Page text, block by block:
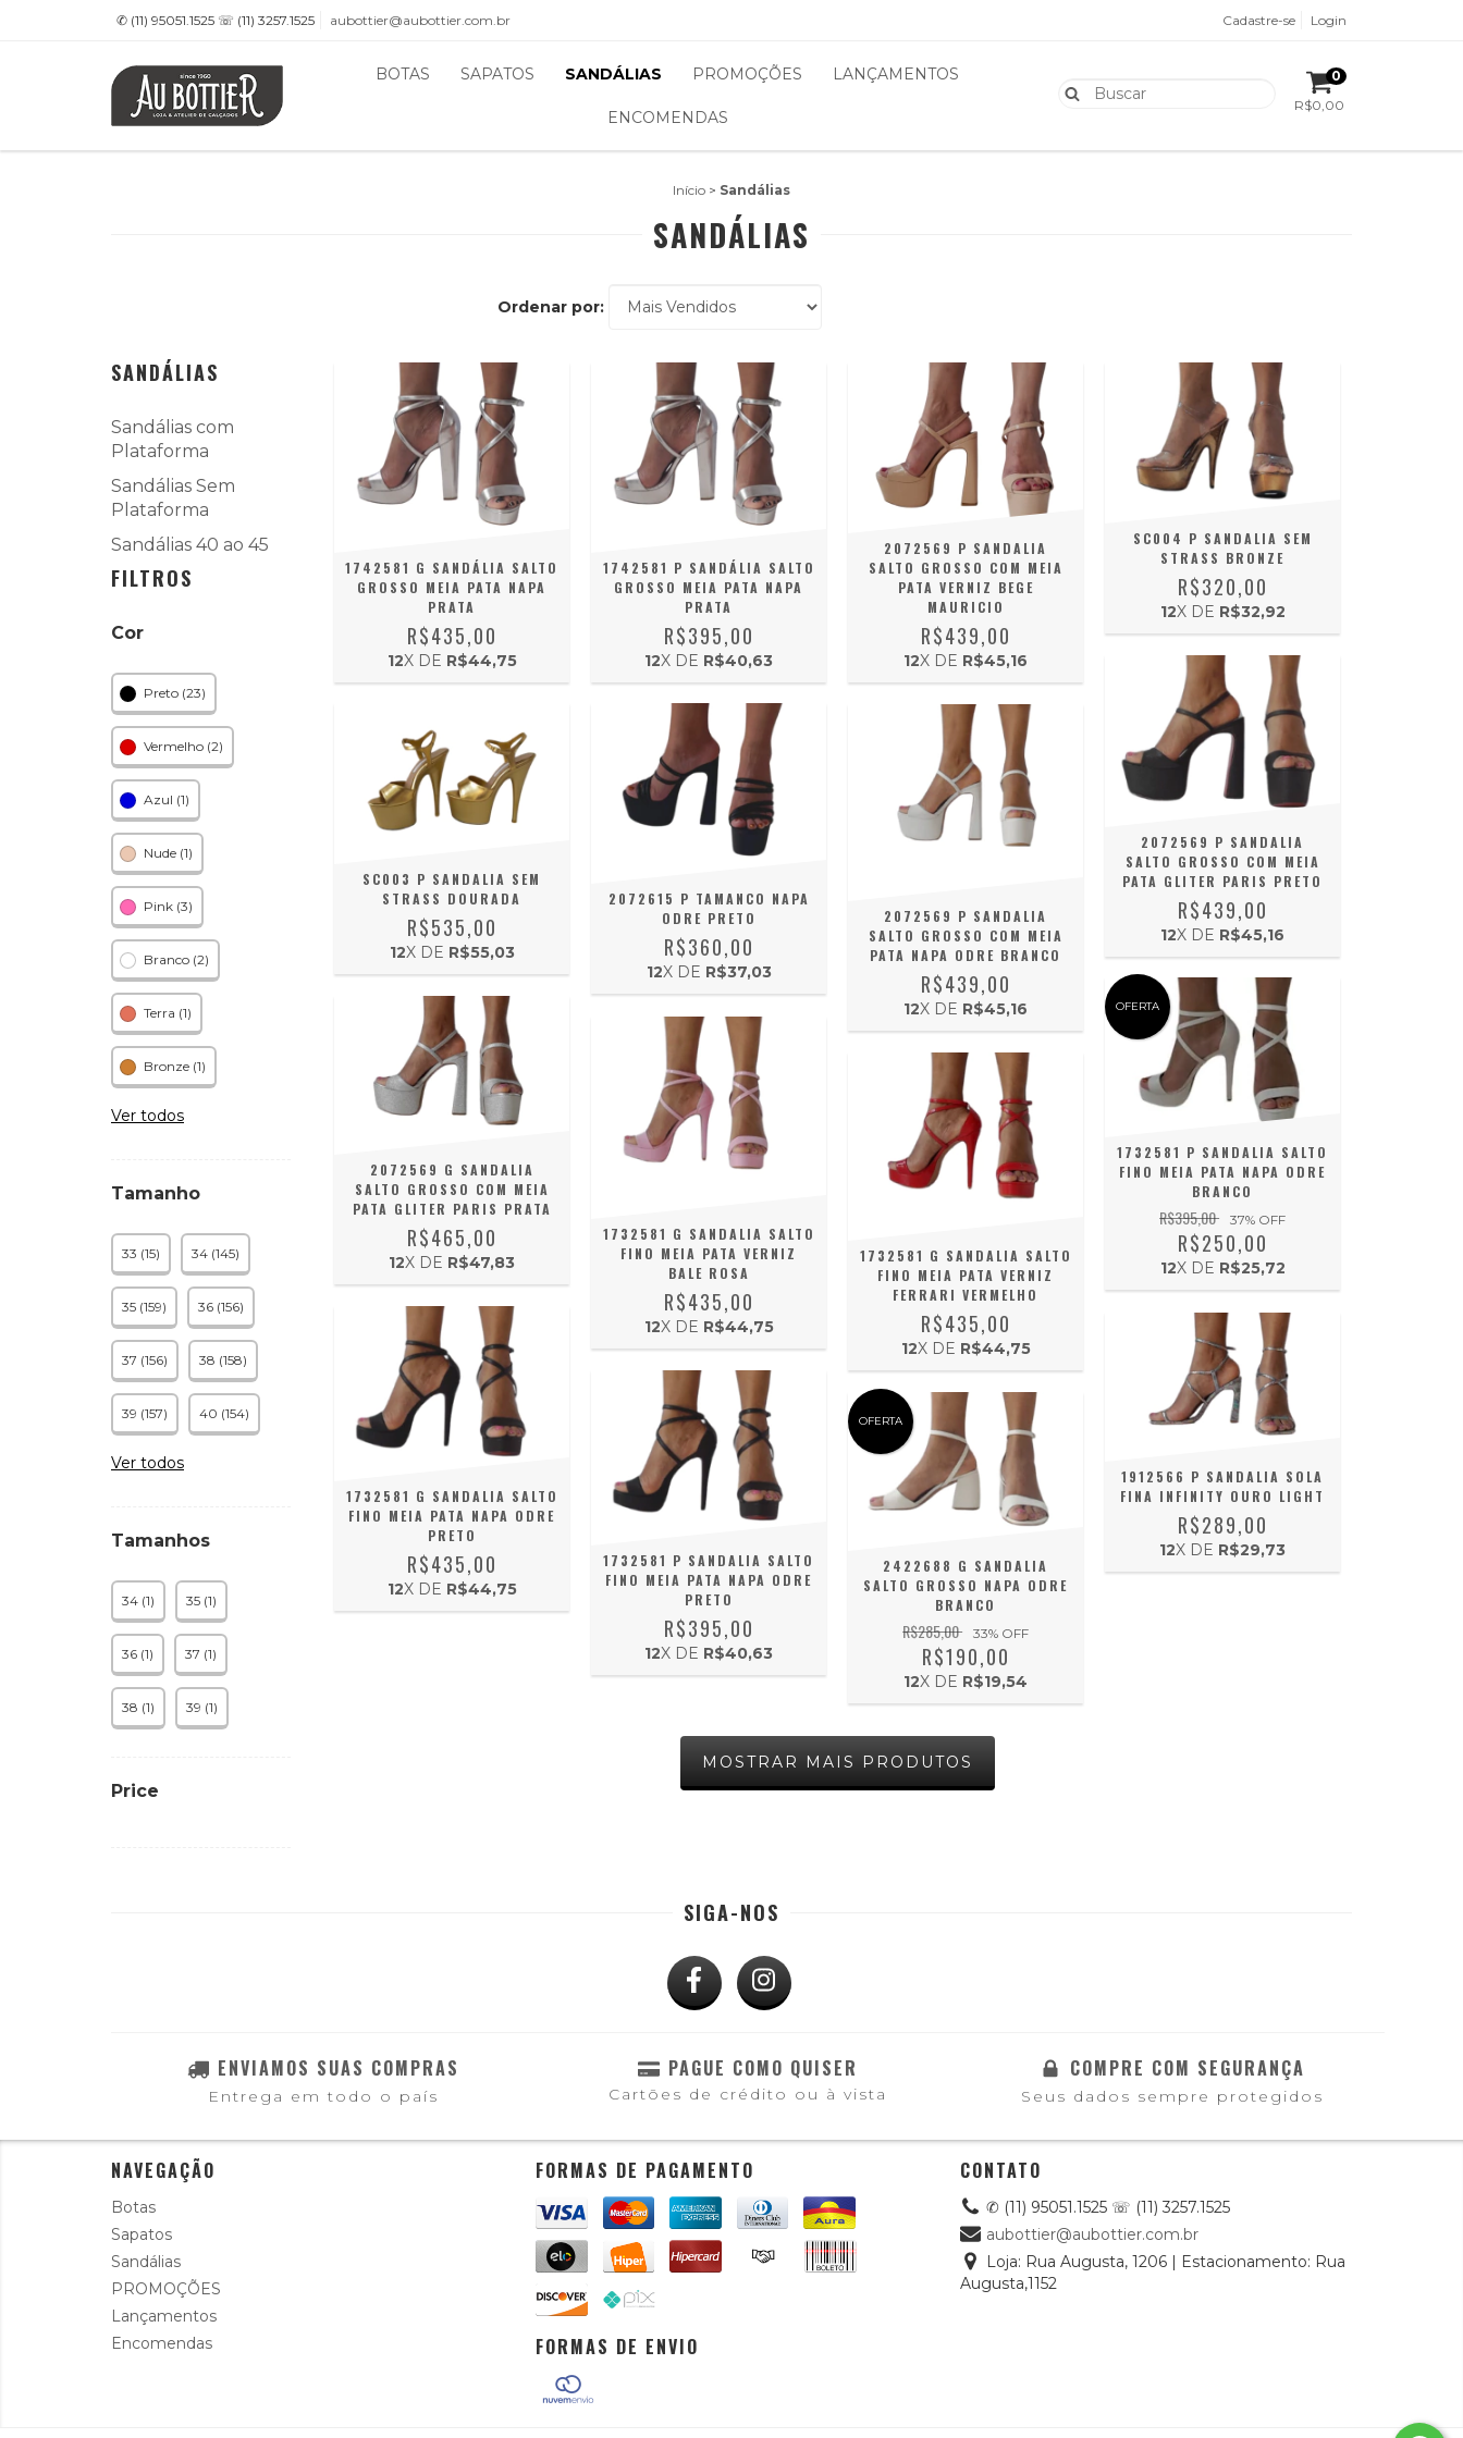
✆ (11) 95051.1525 ☏ (11) 3257.1525 aubottier@aubottier.com.br Cadastre-se Login
BOTAS SAPATOS SANDÁLIAS PROMOÇÕES LANÇAMENTOS
ENCOMENDAS
0
R$0,00
Início > Sandálias
SANDÁLIAS
Ordenar por:
SANDÁLIAS
Sandálias com
Plataforma
Sandálias Sem
Plataforma
Sandálias 40 ao 45
FILTROS
Cor
Preto (23)
Vermelho (2)
Azul (1)
Nude (1)
Pink (3)
Branco (2)
Terra (1)
Bronze (1)
Ver todos
Tamanho
33 (15) 34 (145)
35 (159) 36 (156)
37 (156) 38 (158)
39 (157) 40 (154)
Ver todos
Tamanhos
34 (1) 35 (1)
36 (1) 37 (1)
38 (1) 39 (1)
Price
1742581 G SANDÁLIA SALTO
GROSSO MEIA PATA NAPA
PRATA
R$435,00
12X DE R$44,75
1742581 P SANDÁLIA SALTO
GROSSO MEIA PATA NAPA
PRATA
R$395,00
12X DE R$40,63
2072569 P SANDALIA
SALTO GROSSO COM MEIA
PATA VERNIZ BEGE
MAURICIO
R$439,00
12X DE R$45,16
SC004 P SANDALIA SEM
STRASS BRONZE
R$320,00
12X DE R$32,92
SC003 P SANDALIA SEM
STRASS DOURADA
R$535,00
12X DE R$55,03
2072615 P TAMANCO NAPA
ODRE PRETO
R$360,00
12X DE R$37,03
2072569 P SANDALIA
SALTO GROSSO COM MEIA
PATA NAPA ODRE BRANCO
R$439,00
12X DE R$45,16
2072569 P SANDALIA
SALTO GROSSO COM MEIA
PATA GLITER PARIS PRETO
R$439,00
12X DE R$45,16
2072569 G SANDALIA
SALTO GROSSO COM MEIA
PATA GLITER PARIS PRATA
R$465,00
12X DE R$47,83
1732581 G SANDALIA SALTO
FINO MEIA PATA VERNIZ
BALE ROSA
R$435,00
12X DE R$44,75
1732581 G SANDALIA SALTO
FINO MEIA PATA VERNIZ
FERRARI VERMELHO
R$435,00
12X DE R$44,75
OFERTA
1732581 P SANDALIA SALTO
FINO MEIA PATA NAPA ODRE
BRANCO
R$395,00 37% OFF
R$250,00
12X DE R$25,72
1732581 G SANDALIA SALTO
FINO MEIA PATA NAPA ODRE
PRETO
R$435,00
12X DE R$44,75
1732581 P SANDALIA SALTO
FINO MEIA PATA NAPA ODRE
PRETO
R$395,00
12X DE R$40,63
OFERTA
2422688 G SANDALIA
SALTO GROSSO NAPA ODRE
BRANCO
R$285,00 33% OFF
R$190,00
12X DE R$19,54
1912566 P SANDALIA SOLA
FINA INFINITY OURO LIGHT
R$289,00
12X DE R$29,73
MOSTRAR MAIS PRODUTOS
SIGA-NOS
ENVIAMOS SUAS COMPRAS
Entrega em todo o país
PAGUE COMO QUISER
Cartões de crédito ou à vista
COMPRE COM SEGURANÇA
Seus dados sempre protegidos
NAVEGAÇÃO
Botas
Sapatos
Sandálias
PROMOÇÕES
Lançamentos
Encomendas
FORMAS DE PAGAMENTO
FORMAS DE ENVIO
CONTATO
✆ (11) 95051.1525 ☏ (11) 3257.1525
aubottier@aubottier.com.br
Loja: Rua Augusta, 1206 | Estacionamento: Rua
Augusta,1152